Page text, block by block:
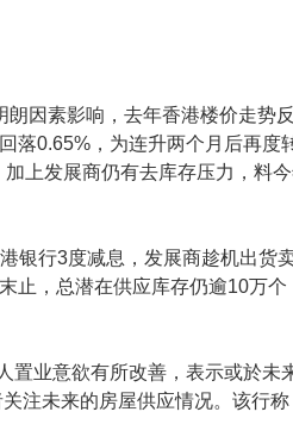
因素影响，去年香港楼价走势
落0.65%，为连升两个月后再度
上发展商仍有去库存压力，料
银行3度减息，发展商趁机出货
止，总潜在供应库存仍逾10万个
置业意欲有所改善，表示或於未
注未来的房屋供应情况。该行